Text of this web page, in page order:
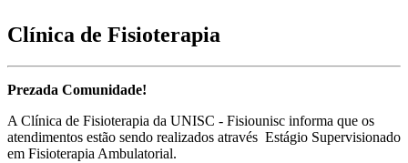
Clínica de Fisioterapia
Prezada Comunidade!
A Clínica de Fisioterapia da UNISC - Fisiounisc informa que os
atendimentos estão sendo realizados através Estágio Supervisionado
em Fisioterapia Ambulatorial.